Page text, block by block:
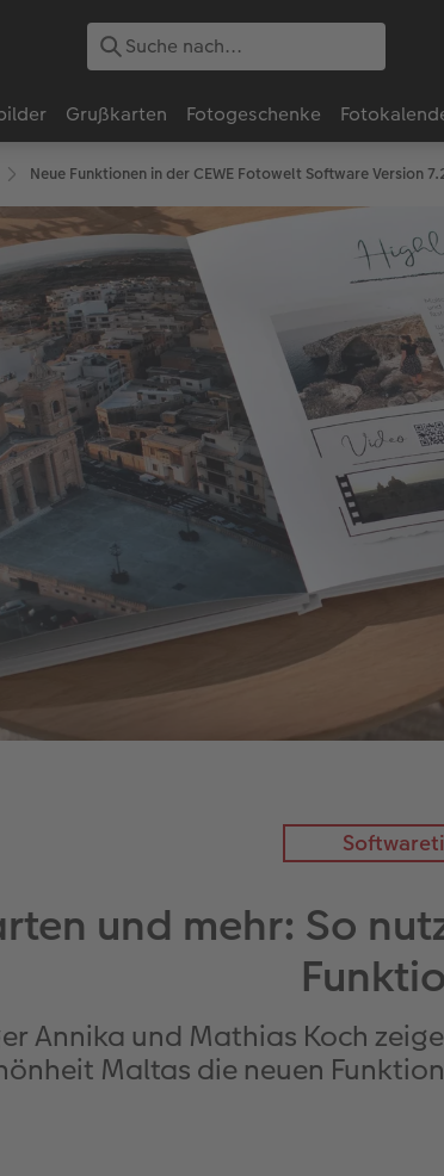
Grußkarten Fotogeschenke
Neue Funktionen in der CEWE Fotowelt Software Version
und mehr: So
Annika und Mathias Koch
Maltas die neuen